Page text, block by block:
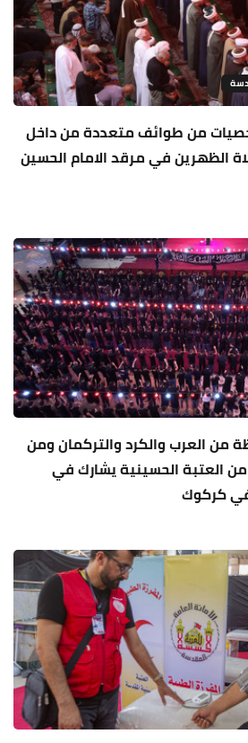
من طوائف متعددة من داخل
الظهرين في مرقد الامام الحسين
من العرب والكرد والتركمان ومن
العتبة الحسينية يشارك في
كركوك